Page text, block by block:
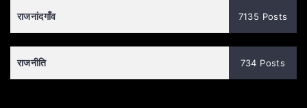
राजनांदगाँव 7135 Posts
राजनीति 734 Posts